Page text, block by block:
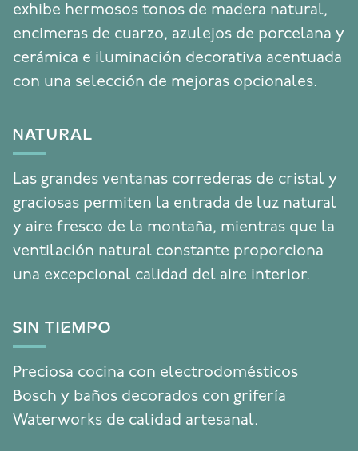
exhibe hermosos tonos de madera natural,
encimeras de cuarzo, azulejos de porcelana y
cerámica e iluminación decorativa acentuada
con una selección de mejoras opcionales.
NATURAL
Las grandes ventanas correderas de cristal y
graciosas permiten la entrada de luz natural
y aire fresco de la montaña, mientras que la
ventilación natural constante proporciona
una excepcional calidad del aire interior.
SIN TIEMPO
Preciosa cocina con electrodomésticos
Bosch y baños decorados con grifería
Waterworks de calidad artesanal.